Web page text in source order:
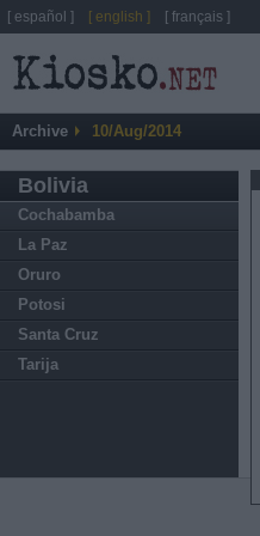
Archive 10/Aug/2014
Bolivia
Cochabamba
La Paz
Oruro
Potosi
Santa Cruz
Tarija
[ español ] [ english ] [ français ]